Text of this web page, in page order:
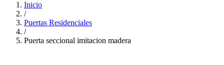
Inicio
/
Puertas Residenciales
/
Puerta seccional imitacion madera